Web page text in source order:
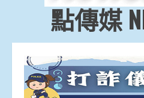
點傳媒